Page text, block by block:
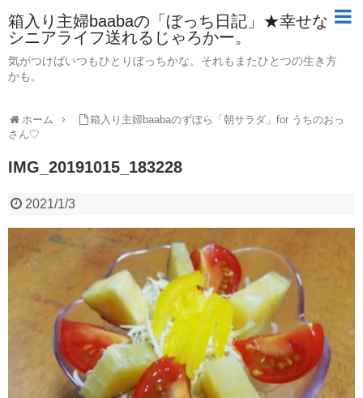
箱入り主婦baabaの「ぼっち日記」★幸せな
シニアライフ送れるじゃろかー。
気がつけばいつもひとりぼっちかな。それもまたひとつの生き方
かも。
ホーム
箱入り主婦baabaのずぼら「朝サラダ」for うちのおっ
さん♡
IMG_20191015_183228
2021/1/3